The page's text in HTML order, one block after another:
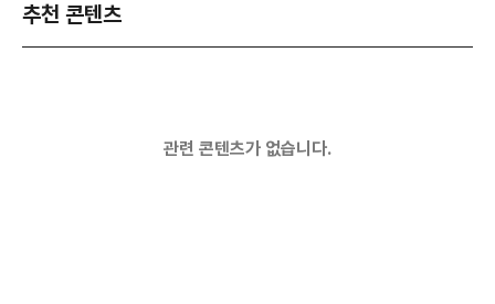
추천 콘텐츠
관련 콘텐츠가 없습니다.